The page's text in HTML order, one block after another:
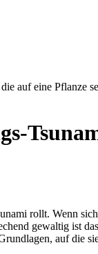
rollt. Wenn
gewaltig ist
auf die